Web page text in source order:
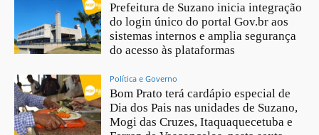
Prefeitura de Suzano inicia integração
do login único do portal Gov.br aos
sistemas internos e amplia segurança
do acesso às plataformas
Política e Governo
Bom Prato terá cardápio especial de
Dia dos Pais nas unidades de Suzano,
Mogi das Cruzes, Itaquaquecetuba e